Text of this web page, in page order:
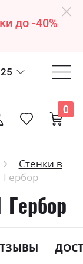
до -40%
0
Стенки в
Гербор
Гербор